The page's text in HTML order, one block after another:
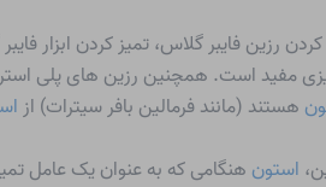
کردن رزین فایبر گلاس، تمیز کردن
مفید است. همچنین رزین های پلی
هستند (مانند فرمالین بافر سیترات) از
استون هنگامی که به عنوان یک عامل